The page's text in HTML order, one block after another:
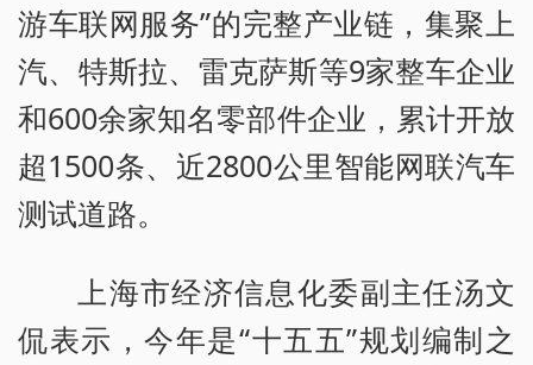
游车联网服务”的完整产业链，集聚上
汽、特斯拉、雷克萨斯等9家整车企业
和600余家知名零部件企业，累计开放
超1500条、近2800公里智能网联汽车
测试道路。
上海市经济信息化委副主任汤文
侃表示，今年是“十五五”规划编制之